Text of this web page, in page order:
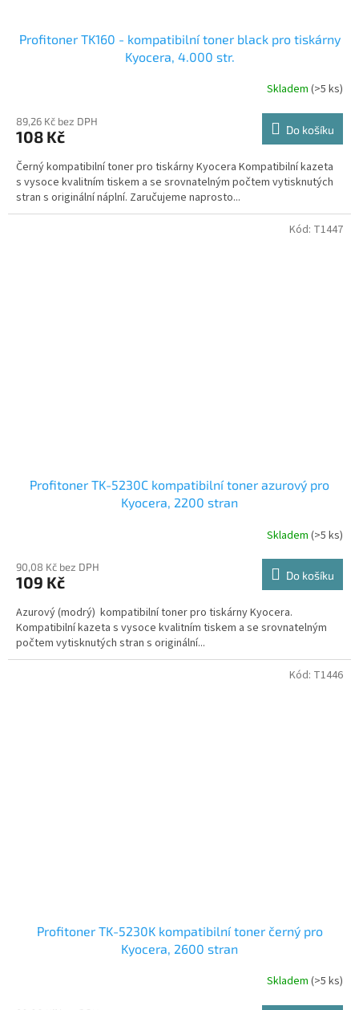
Profitoner TK160 - kompatibilní toner black pro tiskárny
Kyocera, 4.000 str.
Skladem (>5 ks)
89,26 Kč bez DPH
108 Kč Do košíku
Černý kompatibilní toner pro tiskárny Kyocera Kompatibilní kazeta
s vysoce kvalitním tiskem a se srovnatelným počtem vytisknutých
stran s originální náplní. Zaručujeme naprosto...
Profitoner TK-5230C kompatibilní toner azurový pro
Kyocera, 2200 stran
Skladem (>5 ks)
90,08 Kč bez DPH
109 Kč Do košíku
Azurový (modrý) kompatibilní toner pro tiskárny Kyocera.
Kompatibilní kazeta s vysoce kvalitním tiskem a se srovnatelným
počtem vytisknutých stran s originální...
Kód: T1447
Profitoner TK-5230K kompatibilní toner černý pro
Kyocera, 2600 stran
Skladem (>5 ks)
Kód: T1446